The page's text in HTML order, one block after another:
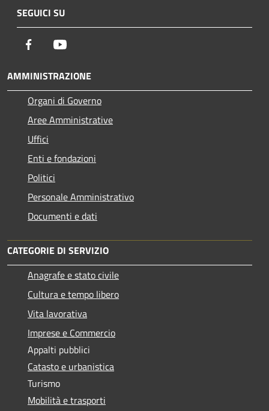
SEGUICI SU
Facebook
AMMINISTRAZIONE
Organi di Governo
Aree Amministrative
Uffici
Enti e fondazioni
Politici
Personale Amministrativo
Documenti e dati
CATEGORIE DI SERVIZIO
Anagrafe e stato civile
Cultura e tempo libero
Vita lavorativa
Imprese e Commercio
Appalti pubblici
Catasto e urbanistica
Turismo
Mobilità e trasporti